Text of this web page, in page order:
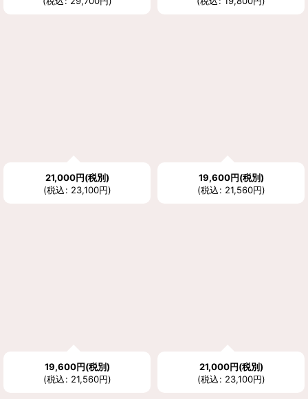
21,000円(税別)
(税込: 23,100円)
19,600円(税別)
(税込: 21,560円)
19,600円(税別)
(税込: 21,560円)
21,000円(税別)
(税込: 23,100円)